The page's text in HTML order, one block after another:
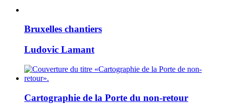
Bruxelles chantiers
Ludovic Lamant
Cartographie de la Porte du non-retour